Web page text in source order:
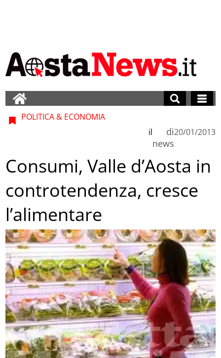
POLITICA & ECONOMIA
di
news
il 20/01/2013
Consumi, Valle d’Aosta in
controtendenza, cresce
l’alimentare